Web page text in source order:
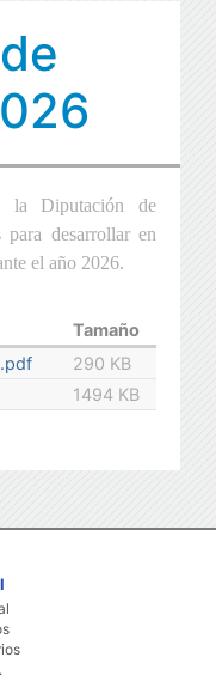
la Diputación de
desarrollar en
el año 2026.
Tamaño
290 KB
1494 KB